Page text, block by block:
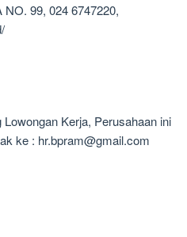
99, 024 6747220,
Kerja, Perusahaan ini
ke : hr.bpram@gmail.com